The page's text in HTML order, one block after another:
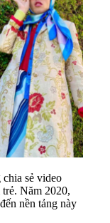
sẻ video
Năm 2020,
nền tảng này